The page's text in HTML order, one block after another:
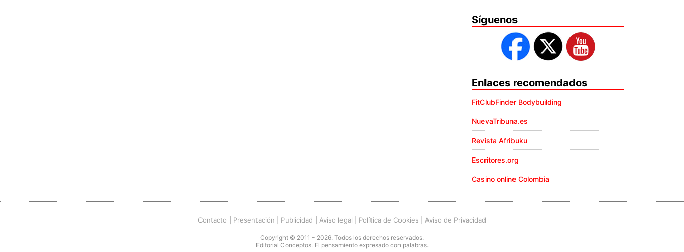
Síguenos
Enlaces recomendados
FitClubFinder Bodybuilding
NuevaTribuna.es
Revista Afribuku
Escritores.org
Casino online Colombia
Contacto Presentación Publicidad Aviso legal Política de Cookies Aviso de Privacidad
Copyright © 2011 - 2026. Todos los derechos reservados.
Editorial Conceptos. El pensamiento expresado con palabras.